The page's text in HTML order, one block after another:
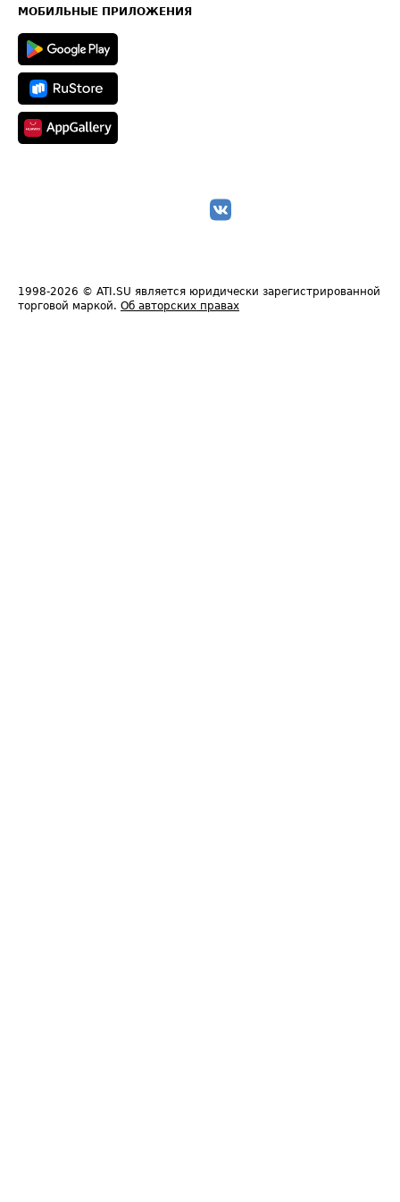
Техническая информация
МОБИЛЬНЫЕ ПРИЛОЖЕНИЯ
1998-2026 © ATI.SU является юридически зарегистрированной
торговой маркой. Об авторских правах